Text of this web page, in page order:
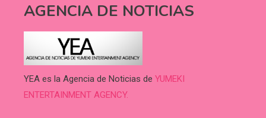
AGENCIA DE NOTICIAS
YEA es la Agencia de Noticias de YUMEKI
ENTERTAINMENT AGENCY.